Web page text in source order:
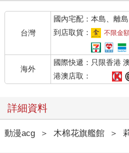
台灣
國內宅配：本島、離島
到店取貨：
不限金
海外
國際快遞：只限香港
港澳店取：
詳細資料
動漫acg ＞ 木棉花旗艦館 ＞